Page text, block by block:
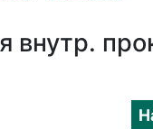
внутр.